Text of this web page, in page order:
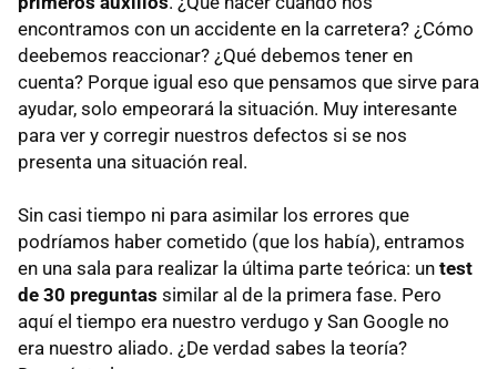
encontramos con un accidente en la carretera? ¿Cómo
deebemos reaccionar? ¿Qué debemos tener en
cuenta? Porque igual eso que pensamos que sirve para
ayudar, solo empeorará la situación. Muy interesante
para ver y corregir nuestros defectos si se nos
presenta una situación real.
Sin casi tiempo ni para asimilar los errores que
podríamos haber cometido (que los había), entramos
en una sala para realizar la última parte teórica: un test
de 30 preguntas similar al de la primera fase. Pero
aquí el tiempo era nuestro verdugo y San Google no
era nuestro aliado. ¿De verdad sabes la teoría?